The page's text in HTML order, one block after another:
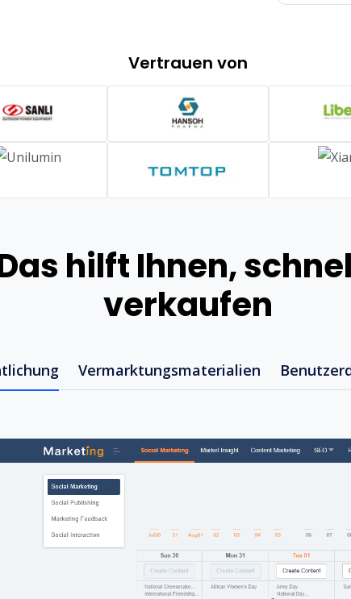
Vertrauen von
hilft Ihnen,
verkaufen
Vermarktungsmaterialien